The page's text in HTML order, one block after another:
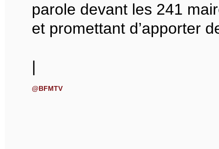
parole devant les 241
et promettant d’apporter
|
@BFMTV